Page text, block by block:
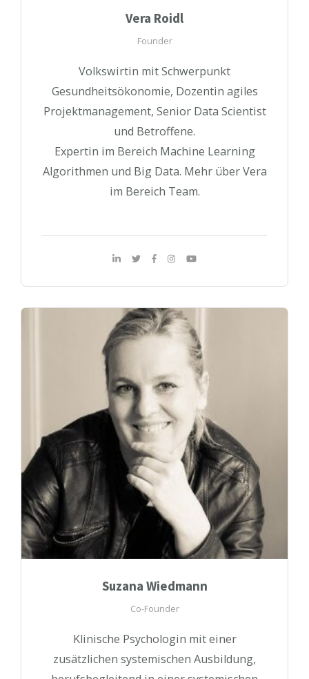
Vera Roidl
Founder
Volkswirtin mit Schwerpunkt
Gesundheitsökonomie, Dozentin agiles
Projektmanagement, Senior Data Scientist
und Betroffene.
Expertin im Bereich Machine Learning
Algorithmen und Big Data. Mehr über Vera
im Bereich Team.
Suzana Wiedmann
Co-Founder
Klinische Psychologin mit einer
zusätzlichen systemischen Ausbildung,